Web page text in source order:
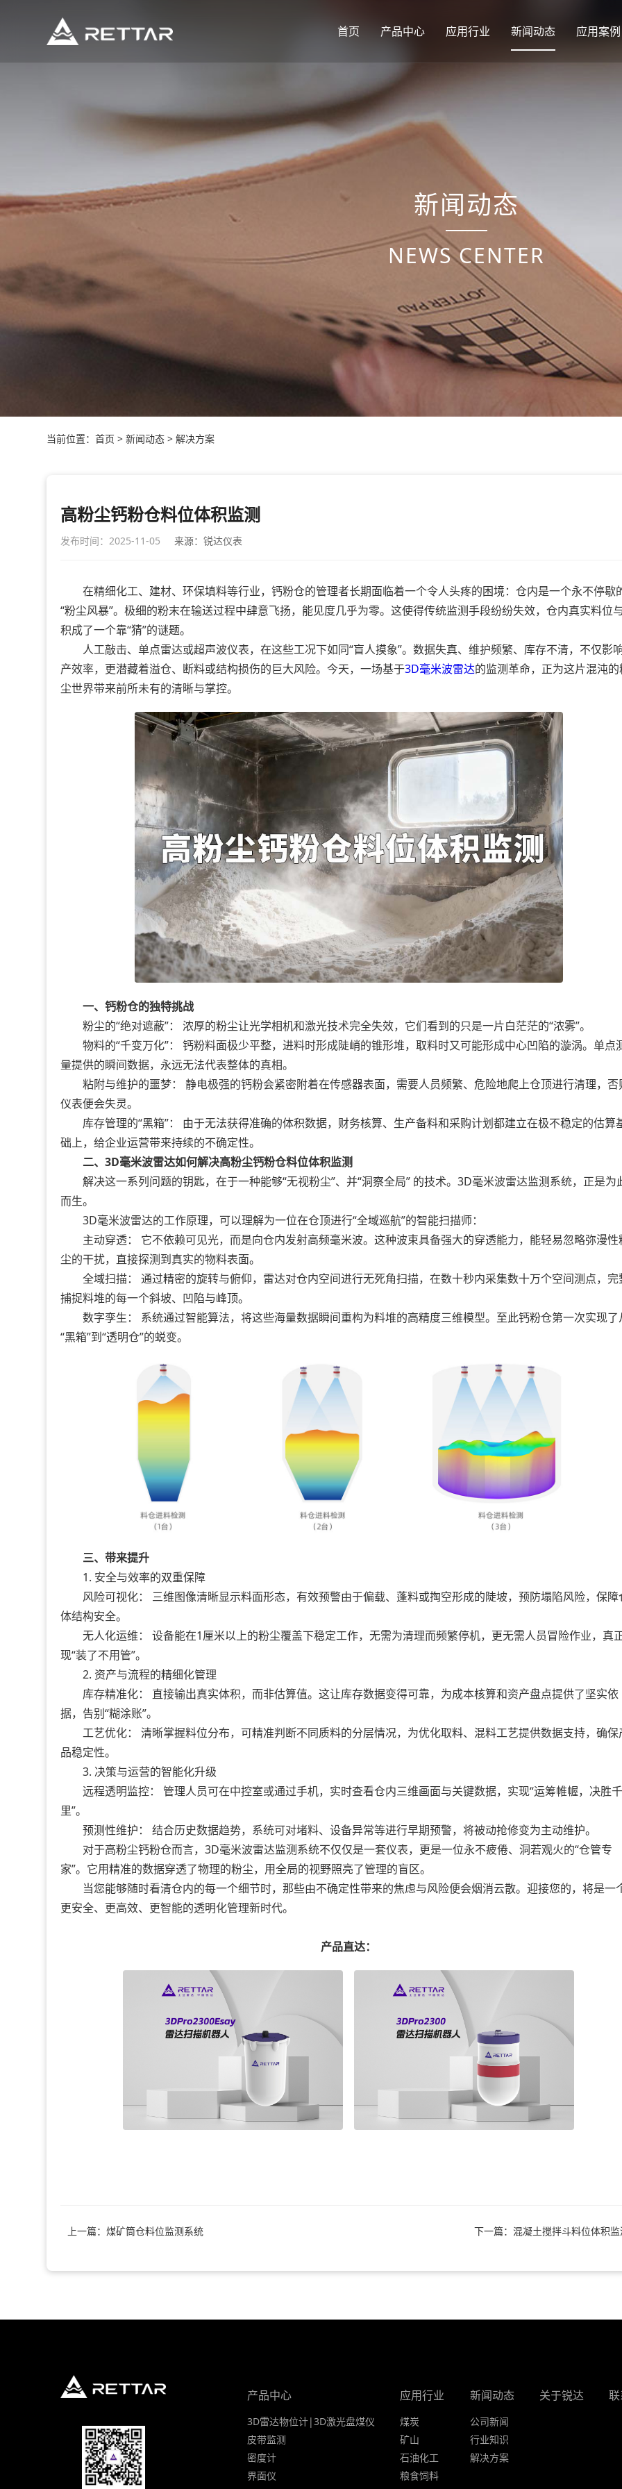
首页 产品中心 应用行业 新闻动态 应用案例
新闻动态
NEWS CENTER
当前位置：首页 > 新闻动态 > 解决方案
高粉尘钙粉仓料位体积监测
发布时间：2025-11-05 来源：锐达仪表
在精细化工、建材、环保填料等行业，钙粉仓的管理者长期面临着一个令人头疼的困境：仓内是一个永不停歇
“粉尘风暴”。极细的粉末在输送过程中肆意飞扬，能见度几乎为零。这使得传统监测手段纷纷失效，仓内真实料位
积成了一个靠“猜”的谜题。
人工敲击、单点雷达或超声波仪表，在这些工况下如同“盲人摸象”。数据失真、维护频繁、库存不清，不仅影
产效率，更潜藏着溢仓、断料或结构损伤的巨大风险。今天，一场基于3D毫米波雷达的监测革命，正为这片混沌
尘世界带来前所未有的清晰与掌控。
一、钙粉仓的独特挑战
粉尘的“绝对遮蔽”： 浓厚的粉尘让光学相机和激光技术完全失效，它们看到的只是一片白茫茫的“浓雾”。
物料的“千变万化”： 钙粉料面极少平整，进料时形成陡峭的锥形堆，取料时又可能形成中心凹陷的漩涡。单点
量提供的瞬间数据，永远无法代表整体的真相。
粘附与维护的噩梦： 静电极强的钙粉会紧密附着在传感器表面，需要人员频繁、危险地爬上仓顶进行清理，否
仪表便会失灵。
库存管理的“黑箱”： 由于无法获得准确的体积数据，财务核算、生产备料和采购计划都建立在极不稳定的估算
础上，给企业运营带来持续的不确定性。
二、3D毫米波雷达如何解决高粉尘钙粉仓料位体积监测
解决这一系列问题的钥匙，在于一种能够“无视粉尘”、并“洞察全局” 的技术。3D毫米波雷达监测系统，正是为
而生。
3D毫米波雷达的工作原理，可以理解为一位在仓顶进行“全域巡航”的智能扫描师：
主动穿透： 它不依赖可见光，而是向仓内发射高频毫米波。这种波束具备强大的穿透能力，能轻易忽略弥漫性
尘的干扰，直接探测到真实的物料表面。
全域扫描： 通过精密的旋转与俯仰，雷达对仓内空间进行无死角扫描，在数十秒内采集数十万个空间测点，完
捕捉料堆的每一个斜坡、凹陷与峰顶。
数字孪生： 系统通过智能算法，将这些海量数据瞬间重构为料堆的高精度三维模型。至此钙粉仓第一次实现了
“黑箱”到“透明仓”的蜕变。
三、带来提升
1. 安全与效率的双重保障
风险可视化： 三维图像清晰显示料面形态，有效预警由于偏载、蓬料或掏空形成的陡坡，预防塌陷风险，保障
体结构安全。
无人化运维： 设备能在1厘米以上的粉尘覆盖下稳定工作，无需为清理而频繁停机，更无需人员冒险作业，真
现“装了不用管”。
2. 资产与流程的精细化管理
库存精准化： 直接输出真实体积，而非估算值。这让库存数据变得可靠，为成本核算和资产盘点提供了坚实依
据，告别“糊涂账”。
工艺优化： 清晰掌握料位分布，可精准判断不同质料的分层情况，为优化取料、混料工艺提供数据支持，确保
品稳定性。
3. 决策与运营的智能化升级
远程透明监控： 管理人员可在中控室或通过手机，实时查看仓内三维画面与关键数据，实现“运筹帷幄，决胜
里”。
预测性维护： 结合历史数据趋势，系统可对堵料、设备异常等进行早期预警，将被动抢修变为主动维护。
对于高粉尘钙粉仓而言，3D毫米波雷达监测系统不仅仅是一套仪表，更是一位永不疲倦、洞若观火的“仓管专
家”。它用精准的数据穿透了物理的粉尘，用全局的视野照亮了管理的盲区。
当您能够随时看清仓内的每一个细节时，那些由不确定性带来的焦虑与风险便会烟消云散。迎接您的，将是一
更安全、更高效、更智能的透明化管理新时代。
产品直达：
上一篇：煤矿筒仓料位监测系统 下一篇：混凝土搅拌斗料位体积监
产品中心
3D雷达物位计|3D激光盘煤仪
皮带监测
密度计
界面仪
应用行业
煤炭
矿山
石油化工
粮食饲料
新闻动态
公司新闻
行业知识
解决方案
关于锐达